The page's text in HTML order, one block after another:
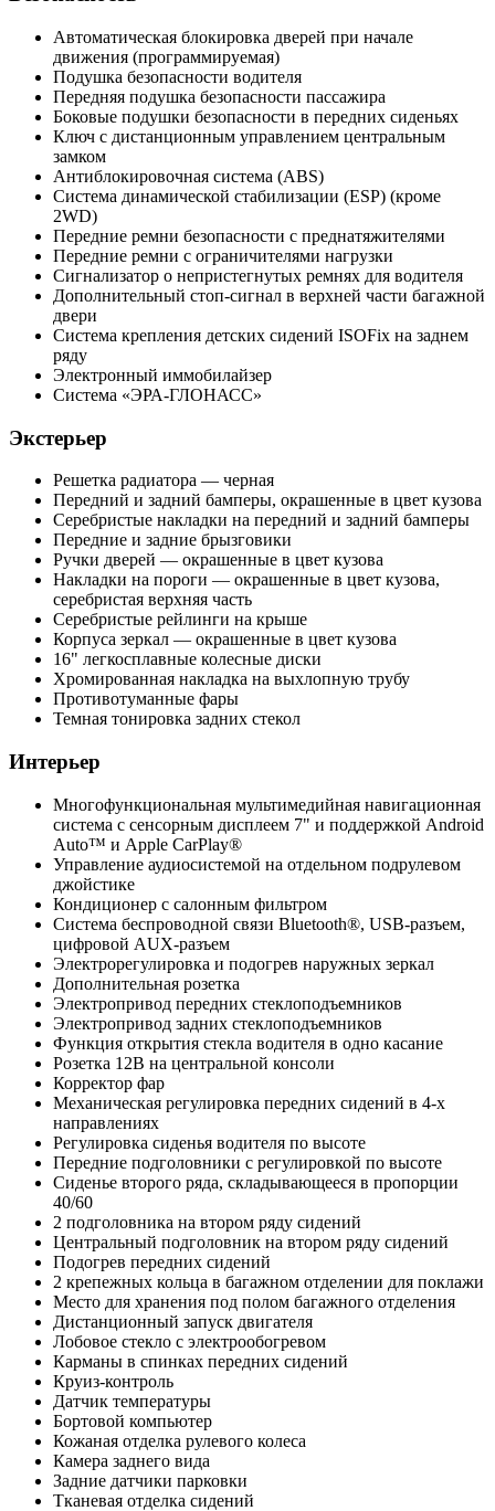
Автоматическая блокировка дверей при начале
движения (программируемая)
Подушка безопасности водителя
Передняя подушка безопасности пассажира
Боковые подушки безопасности в передних сиденьях
Ключ с дистанционным управлением центральным
замком
Антиблокировочная система (ABS)
Система динамической стабилизации (ESP) (кроме
2WD)
Передние ремни безопасности с преднатяжителями
Передние ремни с ограничителями нагрузки
Сигнализатор о непристегнутых ремнях для водителя
Дополнительный стоп-сигнал в верхней части багажной
двери
Система крепления детских сидений ISOFix на заднем
ряду
Электронный иммобилайзер
Система «ЭРА-ГЛОНАСС»
Экстерьер
Решетка радиатора — черная
Передний и задний бамперы, окрашенные в цвет кузова
Серебристые накладки на передний и задний бамперы
Передние и задние брызговики
Ручки дверей — окрашенные в цвет кузова
Накладки на пороги — окрашенные в цвет кузова,
серебристая верхняя часть
Серебристые рейлинги на крыше
Корпуса зеркал — окрашенные в цвет кузова
16" легкосплавные колесные диски
Хромированная накладка на выхлопную трубу
Противотуманные фары
Темная тонировка задних стекол
Интерьер
Многофункциональная мультимедийная навигационная
система с сенсорным дисплеем 7" и поддержкой Android
Auto™ и Apple CarPlay®
Управление аудиосистемой на отдельном подрулевом
джойстике
Кондиционер с салонным фильтром
Система беспроводной связи Bluetooth®, USB-разъем,
цифровой AUX-разъем
Электрорегулировка и подогрев наружных зеркал
Дополнительная розетка
Электропривод передних стеклоподъемников
Электропривод задних стеклоподъемников
Функция открытия стекла водителя в одно касание
Розетка 12В на центральной консоли
Корректор фар
Механическая регулировка передних сидений в 4-х
направлениях
Регулировка сиденья водителя по высоте
Передние подголовники с регулировкой по высоте
Сиденье второго ряда, складывающееся в пропорции
40/60
2 подголовника на втором ряду сидений
Центральный подголовник на втором ряду сидений
Подогрев передних сидений
2 крепежных кольца в багажном отделении для поклажи
Место для хранения под полом багажного отделения
Дистанционный запуск двигателя
Лобовое стекло с электрообогревом
Карманы в спинках передних сидений
Круиз-контроль
Датчик температуры
Бортовой компьютер
Кожаная отделка рулевого колеса
Камера заднего вида
Задние датчики парковки
Тканевая отделка сидений